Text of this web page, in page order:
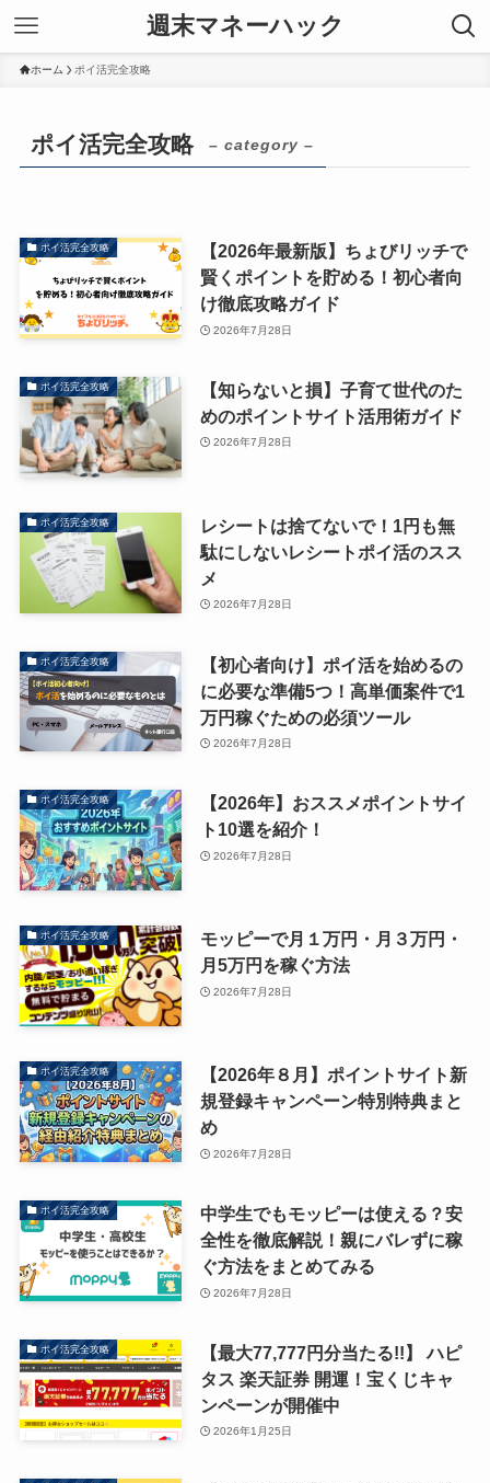
週末マネーハック
ホーム ポイ活完全攻略
ポイ活完全攻略 – category –
ポイ活完全攻略
【2026年最新版】ちょびリッチで
賢くポイントを貯める！初心者向
け徹底攻略ガイド
2026年7月28日
ポイ活完全攻略
【知らないと損】子育て世代のた
めのポイントサイト活用術ガイド
2026年7月28日
ポイ活完全攻略
レシートは捨てないで！1円も無
駄にしないレシートポイ活のスス
メ
2026年7月28日
ポイ活完全攻略
【初心者向け】ポイ活を始めるの
に必要な準備5つ！高単価案件で1
万円稼ぐための必須ツール
2026年7月28日
ポイ活完全攻略
【2026年】おススメポイントサイ
ト10選を紹介！
2026年7月28日
ポイ活完全攻略
モッピーで月１万円・月３万円・
月5万円を稼ぐ方法
2026年7月28日
ポイ活完全攻略
【2026年８月】ポイントサイト新
規登録キャンペーン特別特典まと
め
2026年7月28日
ポイ活完全攻略
中学生でもモッピーは使える？安
全性を徹底解説！親にバレずに稼
ぐ方法をまとめてみる
2026年7月28日
ポイ活完全攻略
【最大77,777円分当たる!!】 ハピ
タス 楽天証券 開運！宝くじキャ
ンペーンが開催中
2026年1月25日